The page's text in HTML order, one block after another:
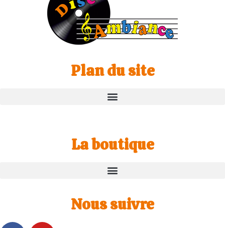
Plan du site
La boutique
Nous suivre